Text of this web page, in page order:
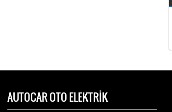
AUTOCAR OTO ELEKTRİK